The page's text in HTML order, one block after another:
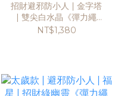
招財避邪防小人 | 金字塔
| 雙尖白水晶《彈力繩
款》
NT$1,380